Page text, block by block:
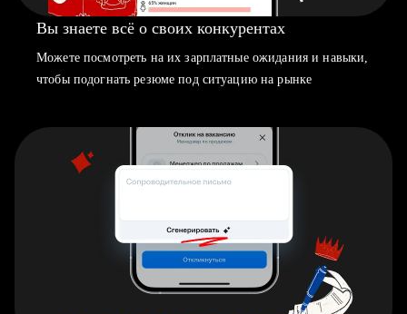
Вы знаете всё о своих конкурентах
Можете посмотреть на их зарплатные ожидания и навыки,
чтобы подогнать резюме под ситуацию на рынке